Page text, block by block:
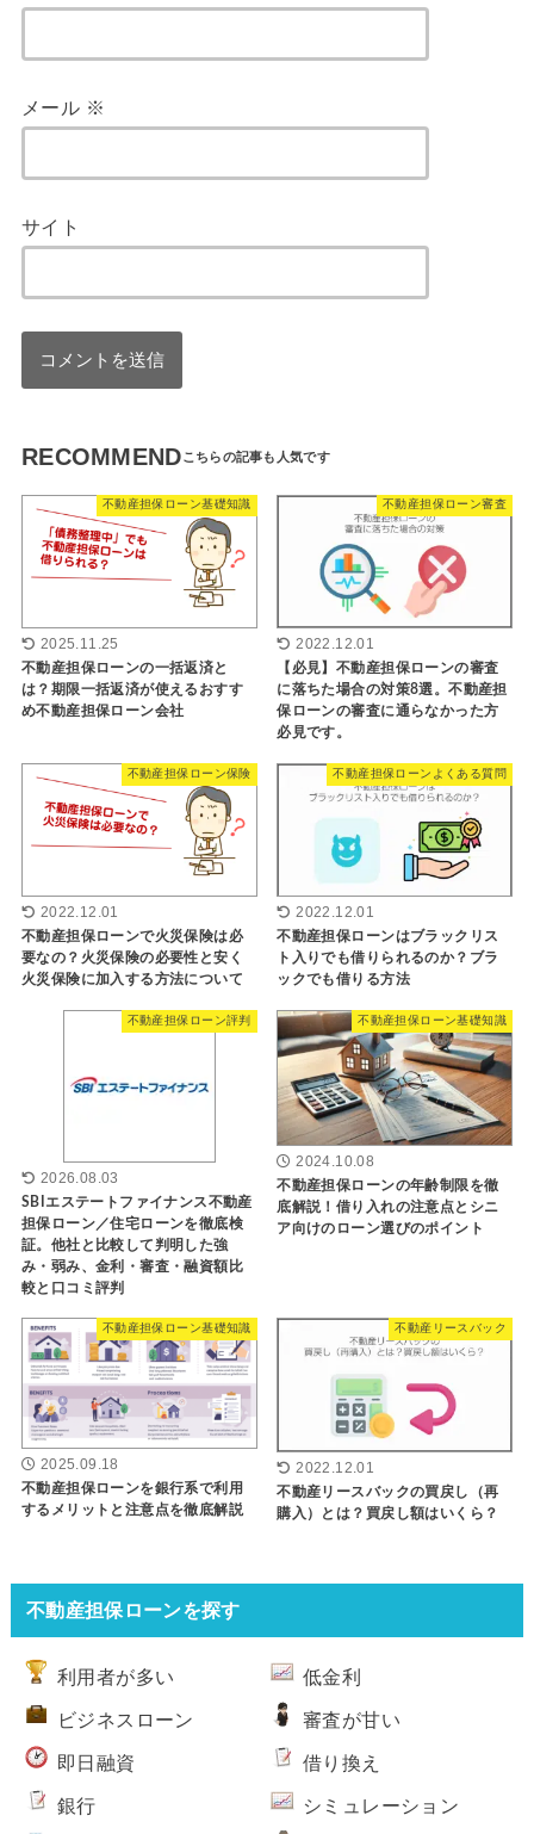
メール ※
サイト
RECOMMEND
不動産担保ローン基礎知識
2025.11.25
不動産担保ローンの一括返済と
は？期限一括返済が使えるおすす
め不動産担保ローン会社
不動産担保ローン審査
2022.12.01
【必見】不動産担保ローンの審査
に落ちた場合の対策8選。不動産担
保ローンの審査に通らなかった方
必見です。
不動産担保ローン保険
2022.12.01
不動産担保ローンで火災保険は必
要なの？火災保険の必要性と安く
火災保険に加入する方法について
不動産担保ローンよくある質問
2022.12.01
不動産担保ローンはブラックリス
ト入りでも借りられるのか？ブラ
ックでも借りる方法
不動産担保ローン評判
2026.08.03
SBIエステートファイナンス不動産
担保ローン／住宅ローンを徹底検
証。他社と比較して判明した強
み・弱み、金利・審査・融資額比
較と口コミ評判
不動産担保ローン基礎知識
2024.10.08
不動産担保ローンの年齢制限を徹
底解説！借り入れの注意点とシニ
ア向けのローン選びのポイント
不動産担保ローン基礎知識
2025.09.18
不動産担保ローンを銀行系で利用
するメリットと注意点を徹底解説
不動産リースバック
2022.12.01
不動産リースバックの買戻し（再
購入）とは？買戻し額はいくら？
不動産担保ローンを探す
利用者が多い 低金利
ビジネスローン 審査が甘い
即日融資 借り換え
銀行 シミュレーション